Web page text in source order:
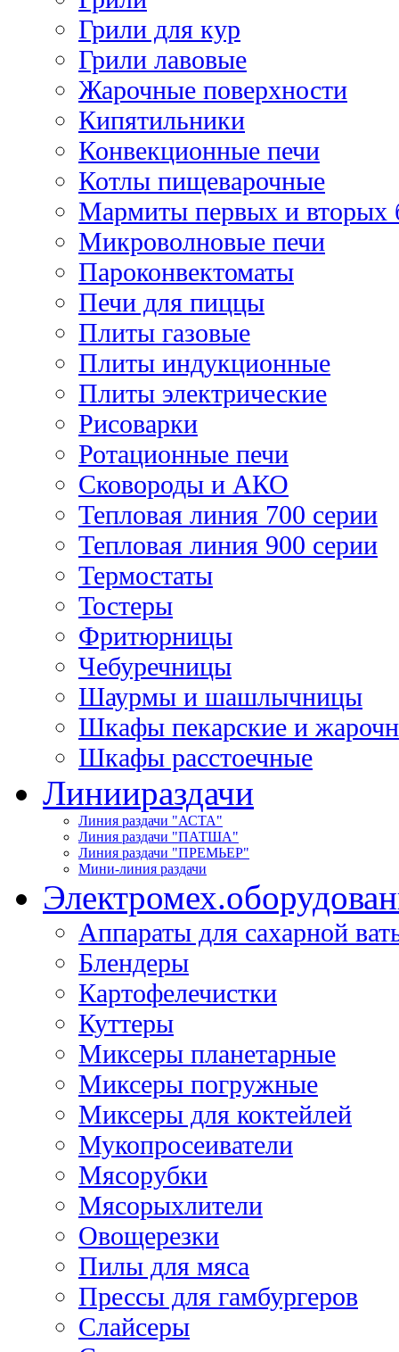
Грили для кур
Грили лавовые
Жарочные поверхности
Кипятильники
Конвекционные печи
Котлы пищеварочные
Мармиты первых и вторых
Микроволновые печи
Пароконвектоматы
Печи для пиццы
Плиты газовые
Плиты индукционные
Плиты электрические
Рисоварки
Ротационные печи
Сковороды и АКО
Тепловая линия 700 серии
Тепловая линия 900 серии
Термостаты
Тостеры
Фритюрницы
Чебуречницы
Шаурмы и шашлычницы
Шкафы пекарские и
Шкафы расстоечные
Линиираздачи
Линия раздачи "АСТА"
Линия раздачи "ПАТША"
Линия раздачи "ПРЕМЬЕР"
Мини-линия раздачи
Электромех.
Аппараты для сахарной
Блендеры
Картофелечистки
Куттеры
Миксеры планетарные
Миксеры погружные
Миксеры для коктейлей
Мукопросеиватели
Мясорубки
Мясорыхлители
Овощерезки
Пилы для мяса
Прессы для гамбургеров
Слайсеры